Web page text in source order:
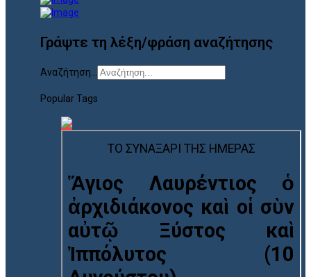
Γράψτε τη λέξη/φράση αναζήτησης
Αναζήτηση...
Popular Tags